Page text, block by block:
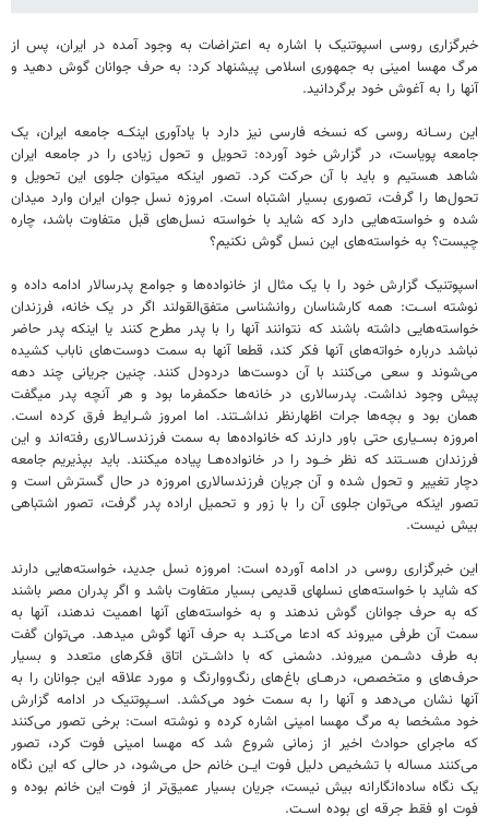
خبرگزاری روسی اسپوتنیک با اشاره به اعتراضات به وجود آمده در ایران، پس از
مرگ مهسا امینی به جمهوری اسلامی پیشنهاد کرد: به حرف جوانان گوش دهید و
آنها را به آغوش خود برگردانید.
این رســانه روسی که نسخه فارسی نیز دارد با یادآوری اینکــه جامعه ایران، یک
جامعه پویاست، در گزارش خود آورده: تحویل و تحول زیادی را در جامعه ایران
شاهد هستیم و باید با آن حرکت کرد. تصور اینکه میتوان جلوی این تحویل و
تحول‌ها را گرفت، تصوری بسیار اشتباه است. امروزه نسل جوان ایران وارد میدان
شده و خواسته‌هایی دارد که شاید با خواسته نسل‌های قبل متفاوت باشد، چاره
چیست؟ به خواسته‌های این نسل گوش نکنیم؟
اسپوتنیک گزارش خود را با یک مثال از خانواده‌ها و جوامع پدرسالار ادامه داده و
نوشته اســت: همه کارشناسان روانشناسی متفق‌القولند اگر در یک خانه، فرزندان
خواسته‌هایی داشته باشند که نتوانند آنها را با پدر مطرح کنند یا اینکه پدر حاضر
نباشد درباره خواته‌های آنها فکر کند، قطعا آنها به سمت دوست‌های ناباب کشیده
می‌شوند و سعی می‌کنند با آن دوست‌ها دردودل کنند. چنین جریانی چند دهه
پیش وجود نداشت. پدرسالاری در خانه‌ها حکمفرما بود و هر آنچه پدر میگفت
همان بود و بچه‌ها جرات اظهارنظر نداشــتند. اما امروز شــرایط فرق کرده است.
امروزه بســیاری حتی باور دارند که خانواده‌ها به سمت فرزندســالاری رفته‌اند و این
فرزندان هســتند که نظر خــود را در خانواده‌هــا پیاده میکنند. باید بپذیریم جامعه
دچار تغییر و تحول شده و آن جریان فرزندسالاری امروزه در حال گسترش است و
تصور اینکه می‌توان جلوی آن را با زور و تحمیل اراده پدر گرفت، تصور اشتباهی
بیش نیست.
این خبرگزاری روسی در ادامه آورده است: امروزه نسل جدید، خواسته‌هایی دارند
که شاید با خواسته‌های نسلهای قدیمی بسیار متفاوت باشد و اگر پدران مصر باشند
که به حرف جوانان گوش ندهند و به خواسته‌های آنها اهمیت ندهند، آنها به
سمت آن طرفی میروند که ادعا می‌کنــد به حرف آنها گوش میدهد. می‌توان گفت
به طرف دشــمن میروند. دشمنی که با داشــتن اتاق فکرهای متعدد و بسیار
حرف‌های و متخصص، درهــای باغ‌های رنگ‌ووارنگ و مورد علاقه این جوانان را به
آنها نشان می‌دهد و آنها را به سمت خود می‌کشد. اســپوتنیک در ادامه گزارش
خود مشخصا به مرگ مهسا امینی اشاره کرده و نوشته است: برخی تصور می‌کنند
که ماجرای حوادث اخیر از زمانی شروع شد که مهسا امینی فوت کرد، تصور
می‌کنند مساله با تشخیص دلیل فوت ایــن خانم حل می‌شود، در حالی که این نگاه
یک نگاه ساده‌انگارانه بیش نیست، جریان بسیار عمیق‌تر از فوت این خانم بوده و
فوت او فقط جرقه ای بوده اســت.